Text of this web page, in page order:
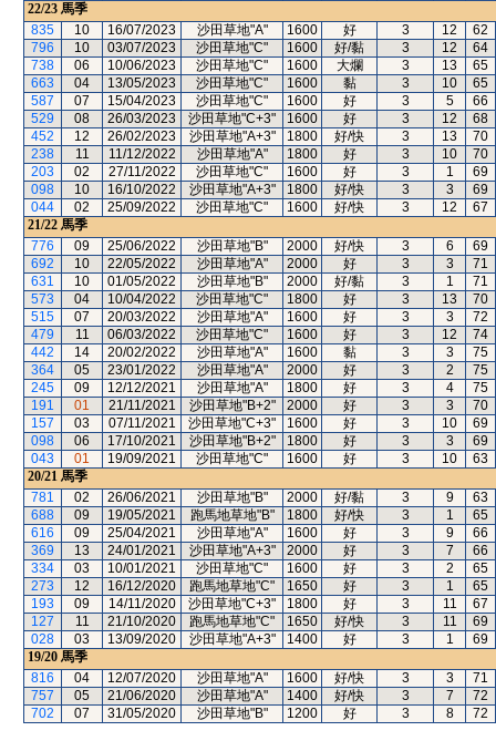
22/23 馬季
835
10 16/07/2023 沙田草地"A" 1600 好 3 12
62
796
10 03/07/2023 沙田草地"C" 1600 好/黏 3 12
64
738
06 10/06/2023 沙田草地"C" 1600 大爛 3 13
65
663
04 13/05/2023 沙田草地"C" 1600 黏 3 10
65
587
07 15/04/2023 沙田草地"C" 1600 好 3 5
66
529
08 26/03/2023 沙田草地"C+3" 1600 好 3 12
68
452
12 26/02/2023 沙田草地"A+3" 1800 好/快 3 13
70
238
11 11/12/2022 沙田草地"A" 1800 好 3 10
70
203
02 27/11/2022 沙田草地"C" 1600 好 3 1
69
098
10 16/10/2022 沙田草地"A+3" 1800 好/快 3 3
69
044
02 25/09/2022 沙田草地"C" 1600 好/快 3 12
67
21/22 馬季
776
09 25/06/2022 沙田草地"B" 2000 好/快 3 6
69
692
10 22/05/2022 沙田草地"A" 2000 好 3 3
71
631
10 01/05/2022 沙田草地"B" 2000 好/黏 3 1
71
573
04 10/04/2022 沙田草地"C" 1800 好 3 13
70
515
07 20/03/2022 沙田草地"A" 1600 好 3 3
72
479
11 06/03/2022 沙田草地"C" 1600 好 3 12
74
442
14 20/02/2022 沙田草地"A" 1600 黏 3 3
75
364
05 23/01/2022 沙田草地"A" 2000 好 3 2
75
245
09 12/12/2021 沙田草地"A" 1800 好 3 4
75
191
01 21/11/2021 沙田草地"B+2" 2000 好 3 3
70
157
03 07/11/2021 沙田草地"C+3" 1600 好 3 10
69
098
06 17/10/2021 沙田草地"B+2" 1800 好 3 3
69
043
01 19/09/2021 沙田草地"C" 1600 好 3 10
63
20/21 馬季
781
02 26/06/2021 沙田草地"B" 2000 好/黏 3 9
63
688
09 19/05/2021 跑馬地草地"B" 1800 好/快 3 1
65
616
09 25/04/2021 沙田草地"A" 1600 好 3 9
66
369
13 24/01/2021 沙田草地"A+3" 2000 好 3 7
66
334
03 10/01/2021 沙田草地"C" 1600 好 3 2
65
273
12 16/12/2020 跑馬地草地"C" 1650 好 3 1
65
193
09 14/11/2020 沙田草地"C+3" 1800 好 3 11
67
127
11 21/10/2020 跑馬地草地"C" 1650 好/快 3 11
69
028
03 13/09/2020 沙田草地"A+3" 1400 好 3 1
69
19/20 馬季
816
04 12/07/2020 沙田草地"A" 1600 好/快 3 3
71
757
05 21/06/2020 沙田草地"A" 1400 好/快 3 7
72
702
07 31/05/2020 沙田草地"B" 1200 好 3 8 72